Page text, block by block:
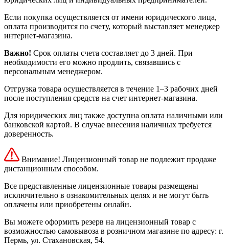
Если покупка осуществляется от имени юридического лица,
оплата производится по счету, который выставляет менеджер
интернет-магазина.
Важно! Срок оплаты счета составляет до 3 дней. При
необходимости его можно продлить, связавшись с
персональным менеджером.
Отгрузка товара осуществляется в течение 1–3 рабочих дней
после поступления средств на счет интернет-магазина.
Для юридических лиц также доступна оплата наличными или
банковской картой. В случае внесения наличных требуется
доверенность.
Внимание! Лицензионный товар не подлежит продаже
дистанционным способом.
Все представленные лицензионные товары размещены
исключительно в ознакомительных целях и не могут быть
оплачены или приобретены онлайн.
Вы можете оформить резерв на лицензионный товар с
возможностью самовывоза в розничном магазине по адресу: г.
Пермь, ул. Стахановская, 54.